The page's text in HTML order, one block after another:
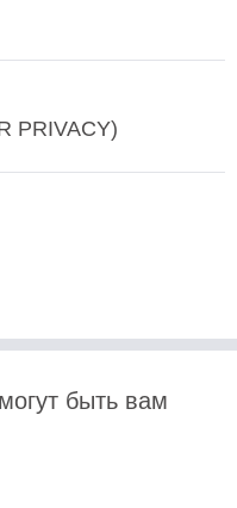
PRIVACY)
быть вам